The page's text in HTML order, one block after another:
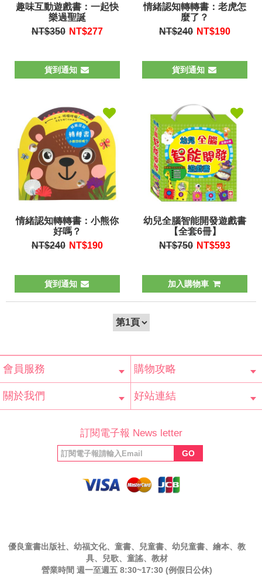
趣味互動遊戲書：一起快
樂過聖誕
NT$350 NT$277
貨到通知
情緒認知轉轉書：老虎怎
麼了？
NT$240 NT$190
貨到通知
情緒認知轉轉書：小熊你
好嗎？
NT$240 NT$190
貨到通知
幼兒全腦智能開發遊戲書
【全套6冊】
NT$750 NT$593
加入購物車
會員服務
會員辨法
客服信箱
隱私條款
網站導覽
購物攻略
常見問題
購物說明
訂單查詢
關於我們 好站連結
福利協會
絲專頁
訂閱電子報 News letter
GO
優良童書出版社、幼福文化、童書、兒童書、幼兒童書、繪本、教
具、兒歌、童謠、教材
營業時間 週一至週五 8:30~17:30 (例假日公休)